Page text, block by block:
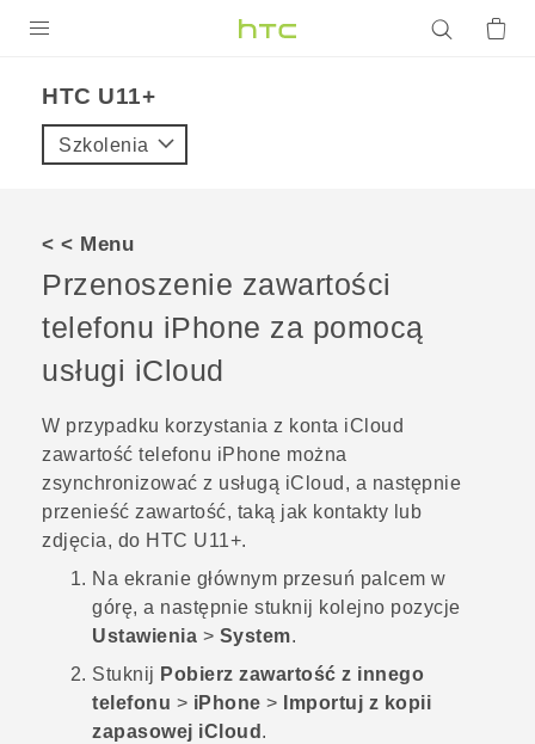
VIVE
VIVERSE
POMOC TECHNICZNA
Urządzenia i akcesoria HTC
Zaloguj się
HTC U11+‎
Szkolenia
< < Menu
Przenoszenie zawartości
telefonu iPhone za pomocą
usługi iCloud
W przypadku korzystania z konta iCloud
zawartość telefonu iPhone można
zsynchronizować z usługą iCloud , a następnie
przenieść zawartość, taką jak kontakty lub
zdjęcia, do HTC U11‍+.
Na ekranie głównym przesuń palcem w
górę, a następnie stuknij kolejno pozycje
Ustawienia > System.
Stuknij Pobierz zawartość z innego
telefonu > iPhone >
Importuj z kopii
zapasowej iCloud .